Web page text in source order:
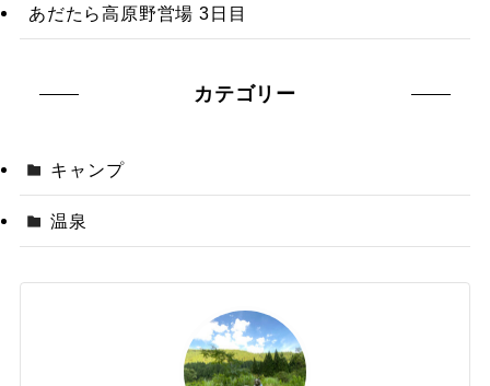
あだたら高原野営場 3日目
カテゴリー
キャンプ
温泉